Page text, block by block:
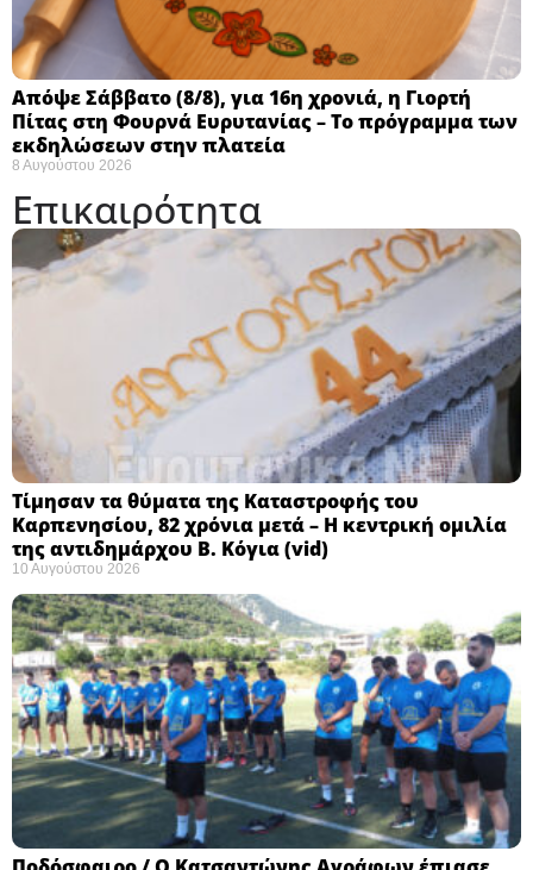
Απόψε Σάββατο (8/8), για 16η χρονιά, η Γιορτή
Πίτας στη Φουρνά Ευρυτανίας – Το πρόγραμμα των
εκδηλώσεων στην πλατεία
8 Αυγούστου 2026
Επικαιρότητα
Τίμησαν τα θύματα της Καταστροφής του
Καρπενησίου, 82 χρόνια μετά – Η κεντρική ομιλία
της αντιδημάρχου Β. Κόγια (vid)
10 Αυγούστου 2026